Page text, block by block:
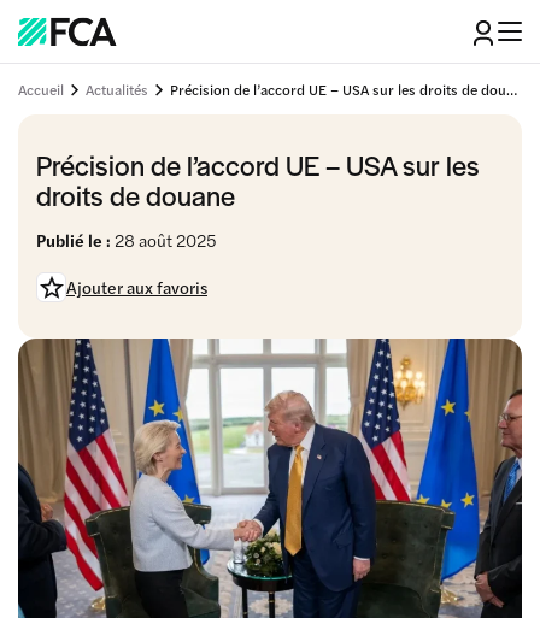
Accueil Actualités Précision de l’accord UE – USA sur les droits de douane
Précision de l’accord UE – USA sur les
droits de douane
Publié le : 28 août 2025
Ajouter aux favoris